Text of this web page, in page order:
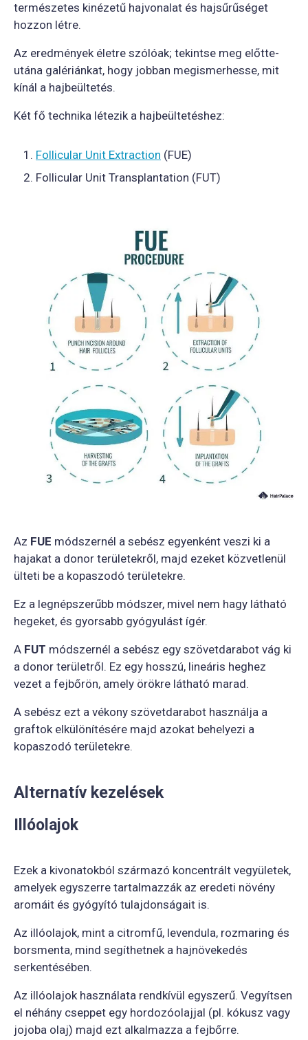
természetes kinézetű hajvonalat és hajsűrűséget
hozzon létre.
Az eredmények életre szólóak; tekintse meg előtte-
utána galériánkat, hogy jobban megismerhesse, mit
kínál a hajbeültetés.
Két fő technika létezik a hajbeültetéshez:
Follicular Unit Extraction (FUE)
Follicular Unit Transplantation (FUT)
Az FUE módszernél a sebész egyenként veszi ki a
hajakat a donor területekről, majd ezeket közvetlenül
ülteti be a kopaszodó területekre.
Ez a legnépszerűbb módszer, mivel nem hagy látható
hegeket, és gyorsabb gyógyulást ígér.
A FUT módszernél a sebész egy szövetdarabot vág ki
a donor területről. Ez egy hosszú, lineáris heghez
vezet a fejbőrön, amely örökre látható marad.
A sebész ezt a vékony szövetdarabot használja a
graftok elkülönítésére majd azokat behelyezi a
kopaszodó területekre.
Alternatív kezelések
Illóolajok
Ezek a kivonatokból származó koncentrált vegyületek,
amelyek egyszerre tartalmazzák az eredeti növény
aromáit és gyógyító tulajdonságait is.
Az illóolajok, mint a citromfű, levendula, rozmaring és
borsmenta, mind segíthetnek a hajnövekedés
serkentésében.
Az illóolajok használata rendkívül egyszerű. Vegyítsen
el néhány cseppet egy hordozóolajjal (pl. kókusz vagy
jojoba olaj) majd ezt alkalmazza a fejbőrre.